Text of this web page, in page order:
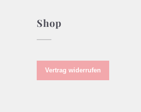
Shop
Vertrag widerrufen